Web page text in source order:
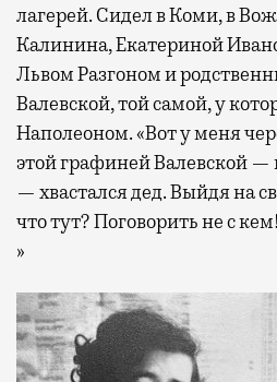
лагерей. Сидел в Коми, в
Калинина, Екатериной
Львом Разгоном и
Валевской, той самой, у
Наполеоном. «Вот у меня
этой графиней Валевской —
— хвастался дед. Выйдя на
что тут? Поговорить не с
»